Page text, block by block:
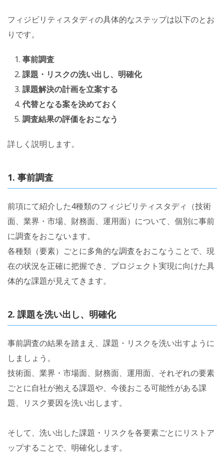
フィジビリティスタディの具体的なステップは以下のとお
りです。
事前調査
課題・リスクの洗い出し、明確化
課題解決の計画を立案する
代替となる案を決めておく
調査結果の評価をおこなう
詳しく説明します。
1. 事前調査
前項にて紹介した4種類のフィジビリティスタディ（技術
面、業界・市場、財務面、運用面）について、個別に事前
に調査をおこないます。
各種類（要素）ごとに多角的な調査をおこなうことで、現
在の状況を正確に把握でき、プロジェクト実現に向けた具
体的な課題が見えてきます。
2. 課題を洗い出し、明確化
事前調査の結果を踏まえ、課題・リスクを洗い出すように
しましょう。
技術面、業界・市場面、財務面、運用面、それぞれの要素
ごとに自社が抱える課題や、今後おこる可能性がある課
題、リスク要因を洗い出します。
そして、洗い出した課題・リスクを各要素ごとにリストア
ップすることで、明確化します。